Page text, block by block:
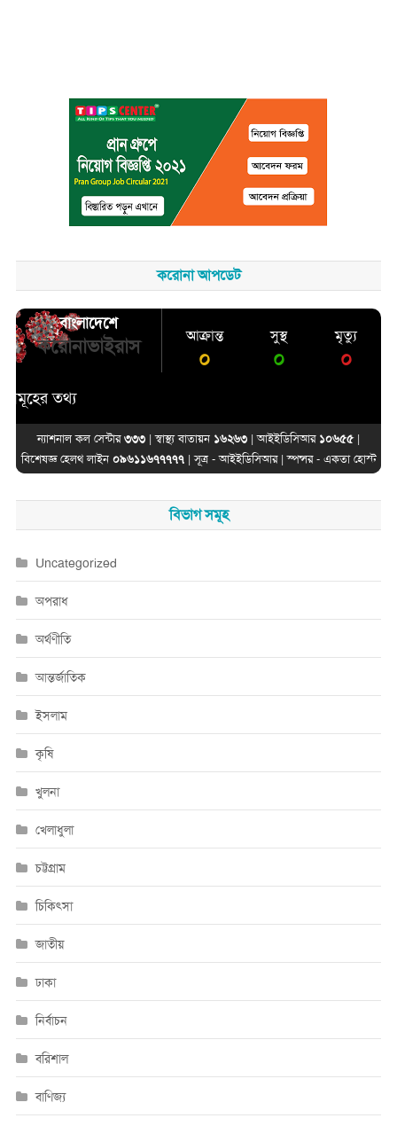
করোনা আপডেট
বাংলাদেশে
করোনাভাইরাস আক্রান্ত
০
সুস্থ
০
মৃত্যু
০
তথ্য
ন্যাশনাল কল সেন্টার৩৩৩ | স্বাস্থ্য বাতায়ন ১৬২৬৩ | আইইডিসিআর ১০৬৫৫|
বিশেষজ্ঞ হেলথ লাইন ০৯৬১১৬৭৭৭৭৭| সূত্র -আইইডিসিআর| স্পন্সর - একতা হোস্ট
বিভাগ সমূহ
Uncategorized
অপরাধ
অর্থণীতি
আন্তর্জাতিক
ইসলাম
কৃষি
খুলনা
খেলাধুলা
চট্টগ্রাম
চিকিৎসা
জাতীয়
ঢাকা
নির্বাচন
বরিশাল
বাণিজ্য